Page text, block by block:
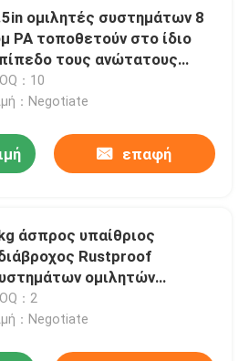
PA
ομιλητές συστημάτων 8
PA τοποθετούν στο ίδιο
τους ανώτατους
Frameless
：10
：Negotiate
επαφή
άσπρος υπαίθριος
Rustproof
ομιλητών
PA
：2
：Negotiate